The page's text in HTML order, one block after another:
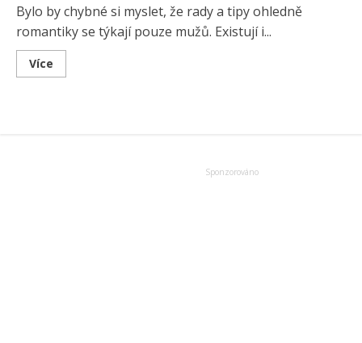
Bylo by chybné si myslet, že rady a tipy ohledně
romantiky se týkají pouze mužů. Existují i...
Více
more